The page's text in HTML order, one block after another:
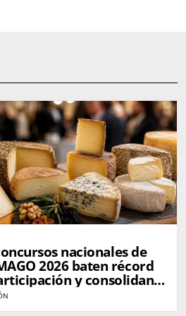
nacionales de
2026 baten récord
y consolidan a
como referente del
en España